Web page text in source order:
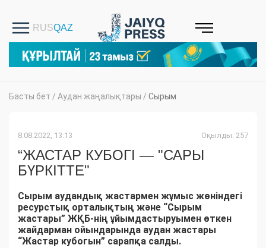
Басты бет / Аудан жаңалықтары / Сырым
8.08.2022, 13:13 Оқылды: 257
“ЖАСТАР КУБОГІ — "САРЫ
БҮРКІТТЕ"
Сырым аудандық жастармен жұмыс жөніндегі
ресурстық орталықтың және “Сырым
жастары” ЖҚБ-нің ұйымдастыруымен өткен
жайдарман ойындарында аудан жастары
“Жастар кубогын” сарапқа салды.